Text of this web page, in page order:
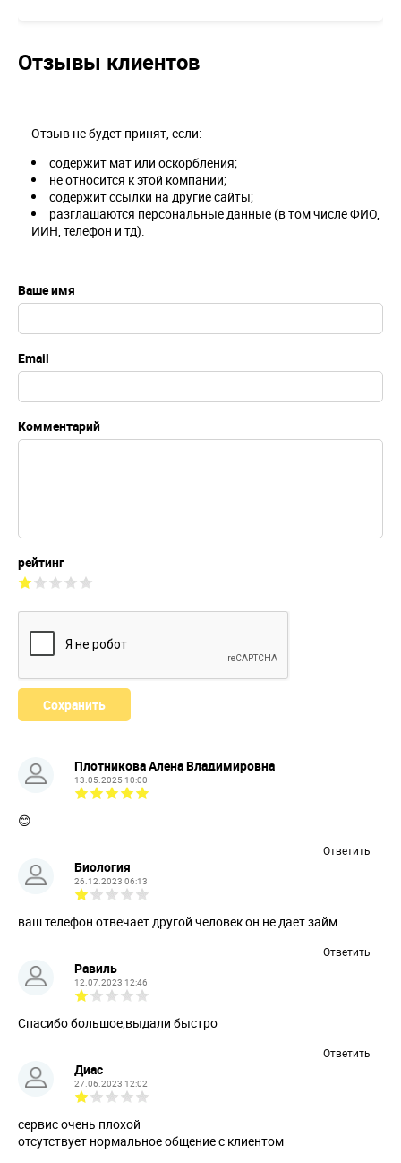
Отзывы клиентов
Ваше имя
Email
Комментарий
рейтинг
Отзыв не будет принят, если:
содержит мат или оскорбления;
не относится к этой компании;
содержит ссылки на другие сайты;
разглашаются персональные данные (в том числе ФИО,
ИИН, телефон и тд).
Плотникова Алена Владимировна
13.05.2025 10:00
😊
Ответить
Биология
26.12.2023 06:13
ваш телефон отвечает другой человек он не дает займ
Ответить
Равиль
12.07.2023 12:46
Спасибо большое,выдали быстро
Ответить
Диас
27.06.2023 12:02
сервис очень плохой
отсутствует нормальное общение с клиентом